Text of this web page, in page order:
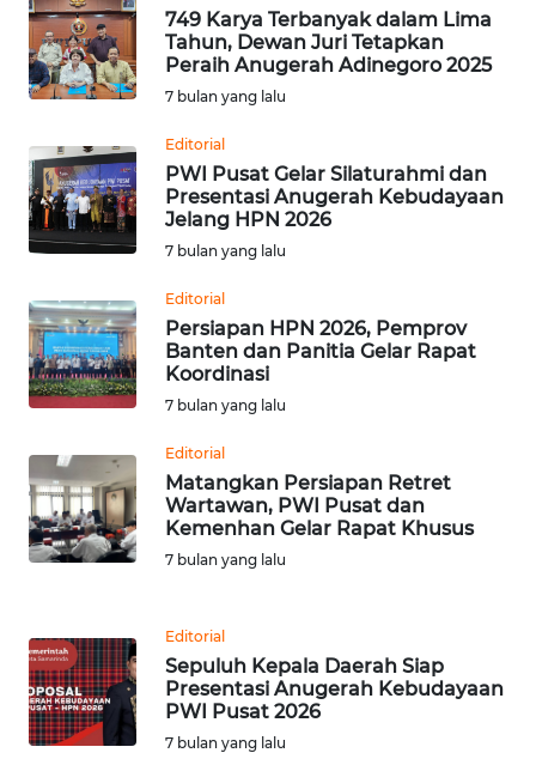
749 Karya Terbanyak dalam Lima
Tahun, Dewan Juri Tetapkan
Peraih Anugerah Adinegoro 2025
7 bulan yang lalu
Editorial
PWI Pusat Gelar Silaturahmi dan
Presentasi Anugerah Kebudayaan
Jelang HPN 2026
7 bulan yang lalu
Editorial
Persiapan HPN 2026, Pemprov
Banten dan Panitia Gelar Rapat
Koordinasi
7 bulan yang lalu
Editorial
Matangkan Persiapan Retret
Wartawan, PWI Pusat dan
Kemenhan Gelar Rapat Khusus
7 bulan yang lalu
Editorial
Sepuluh Kepala Daerah Siap
Presentasi Anugerah Kebudayaan
PWI Pusat 2026
7 bulan yang lalu
WN
DAIRI
DANAU
TOBA
WN
WN
LANGKAT
TAPANULI
SELATAN
WN
TANJUNG
WN
KARO
WN